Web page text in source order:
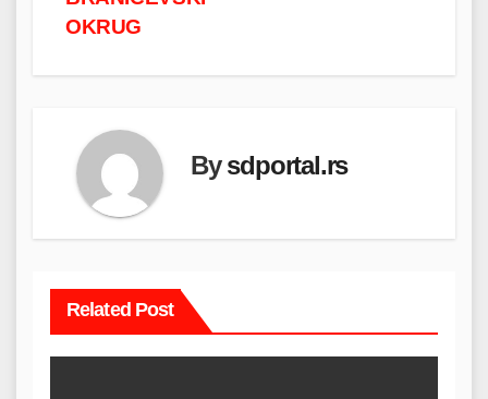
OKRUG
Bysdportal.rs
Related Post